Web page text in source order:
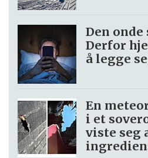
Den
Derfor
å legge
En
i et
viste seg